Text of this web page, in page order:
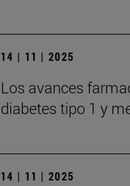
14 | 11 | 2025
Los avances
diabetes tipo 1 y
14 | 11 | 2025